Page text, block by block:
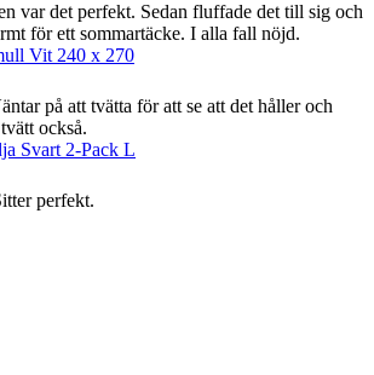
var det perfekt. Sedan fluffade det till sig och
för ett sommartäcke. I alla fall nöjd.
Vit 240 x 270
på att tvätta för att se att det håller och
också.
Svart 2-Pack L
perfekt.